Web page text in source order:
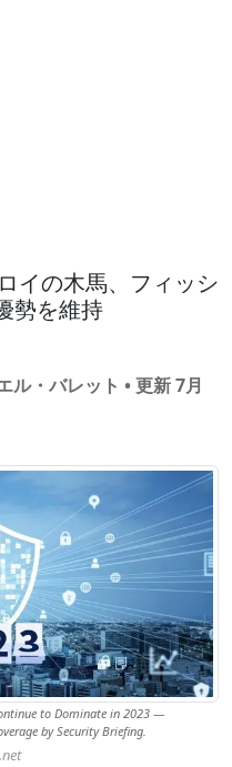
イの木馬、フィッシ
勢を維持
ル・バレット • 更新 7月
to Dominate in 2023 —
by Security Briefing.